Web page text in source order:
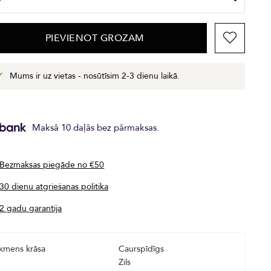
PIEVIENOT GROZAM
Mums ir uz vietas - nosūtīsim 2-3 dienu laikā.
Maksā 10 daļās bez pārmaksas.
Bezmaksas piegāde no €50
30 dienu atgriešanas politika
2 gadu garantija
krāsa
Caurspīdīgs
Zils